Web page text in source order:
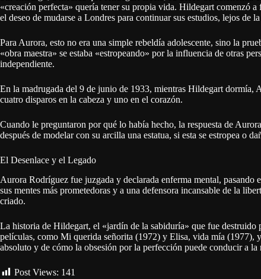
«creación perfecta» quería tener su propia vida. Hildegart comenzó
el deseo de mudarse a Londres para continuar sus estudios, lejos de
Para Aurora, esto no era una simple rebeldía adolescente, sino la
«obra maestra» se estaba «estropeando» por la influencia de otras
independiente.
En la madrugada del 9 de junio de 1933, mientras Hildegart dormía,
cuatro disparos en la cabeza y uno en el corazón.
Cuando le preguntaron por qué lo había hecho, la respuesta de
después de modelar con su arcilla una estatua, si esta se estropea o
El Desenlace y el Legado
Aurora Rodríguez fue juzgada y declarada enferma mental,
sus mentes más prometedoras y a una defensora incansable de la
criado.
La historia de Hildegart, el «jardín de la sabiduría» que fue
películas, como Mi querida señorita (1972) y Elisa, vida mía (1977),
absoluto y de cómo la obsesión por la perfección puede conducir a la
Post Views: 141